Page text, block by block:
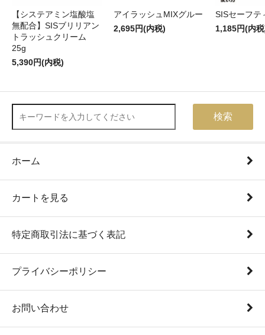
【システアミン塩酸塩
無配合】SISブリリアン
トラッシュクリーム
25g
5,390円(内税)
アイラッシュMIXグルー
2,695円(内税)
SISセーフテ
1,185円(内
検索
ホーム
カートを見る
特定商取引法に基づく表記
プライバシーポリシー
お問い合わせ